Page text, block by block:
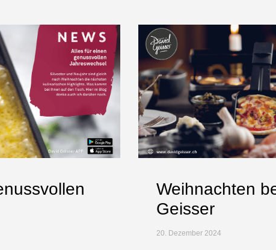
Weihnachten
Geisser
20. Dezember 2024